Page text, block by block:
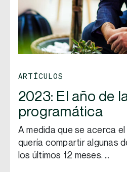
ARTÍCULOS
2023: El año de
programática
A medida que se acerca
quería compartir algunas
los últimos 12 meses. …